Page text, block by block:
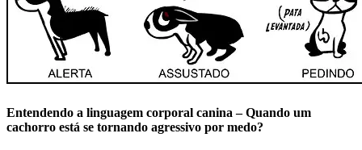
Entendendo a linguagem corporal canina – Quando um
cachorro está se tornando agressivo por medo?